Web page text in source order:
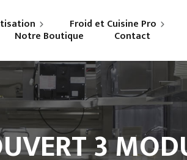
Froid et Cuisine Pro
Frigoriste professionnel
Cuisiniste
Notre Boutique Contact
3